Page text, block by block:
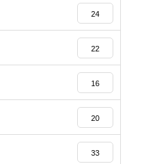
24
22
16
20
33